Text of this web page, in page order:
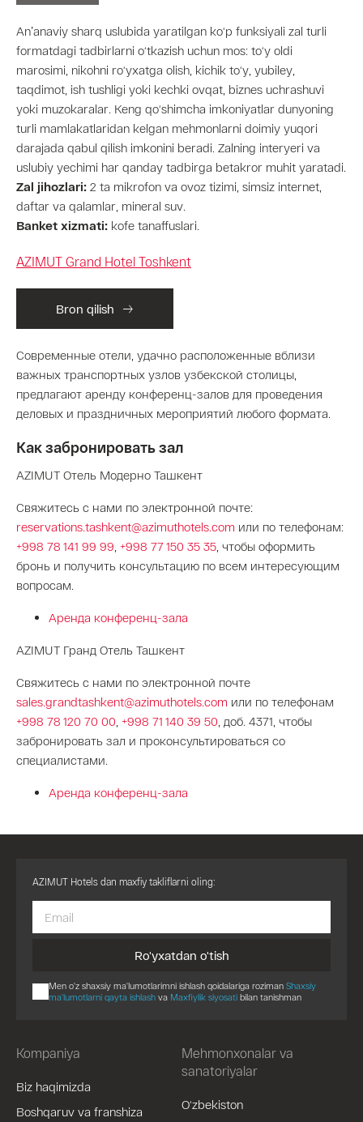
Anʼanaviy sharq uslubida yaratilgan ko‘p funksiyali zal turli
formatdagi tadbirlarni o‘tkazish uchun mos: to‘y oldi
marosimi, nikohni ro‘yxatga olish, kichik to‘y, yubiley,
taqdimot, ish tushligi yoki kechki ovqat, biznes uchrashuvi
yoki muzokaralar. Keng qo‘shimcha imkoniyatlar dunyoning
turli mamlakatlaridan kelgan mehmonlarni doimiy yuqori
darajada qabul qilish imkonini beradi. Zalning interyeri va
uslubiy yechimi har qanday tadbirga betakror muhit yaratadi.
Zal jihozlari: 2 ta mikrofon va ovoz tizimi, simsiz internet,
daftar va qalamlar, mineral suv.
Banket xizmati: kofe tanaffuslari.
AZIMUT Grand Hotel Toshkent
Bron qilish
Современные отели, удачно расположенные вблизи
важных транспортных узлов узбекской столицы,
предлагают аренду конференц-залов для проведения
деловых и праздничных мероприятий любого формата.
Как забронировать зал
AZIMUT Отель Модерно Ташкент
Свяжитесь с нами по электронной почте:
reservations.tashkent@azimuthotels.com или по телефонам:
+998 78 141 99 99 +998 77 150 35 35 , чтобы оформить
бронь и получить консультацию по всем интересующим
вопросам.
Аренда конференц-зала
AZIMUT Гранд Отель Ташкент
Свяжитесь с нами по электронной почте
sales.grandtashkent@azimuthotels.com или по телефонам
+998 78 120 70 00 +998 71 140 39 50 , доб. 4371, чтобы
забронировать зал и проконсультироваться со
специалистами.
Аренда конференц-зала
Kompaniya
Biz haqimizda
Boshqaruv va franshiza
Mehmonxonalar va
sanatoriyalar
O‘zbekiston
AZIMUT Hotels dan maxfiy takliflarni oling:
Ro'yxatdan o'tish
Men o'z shaxsiy ma'lumotlarimni ishlash qoidalariga roziman Shaxsiy
ma'lumotlarni qayta ishlash va Maxfiylik siyosati bilan tanishman